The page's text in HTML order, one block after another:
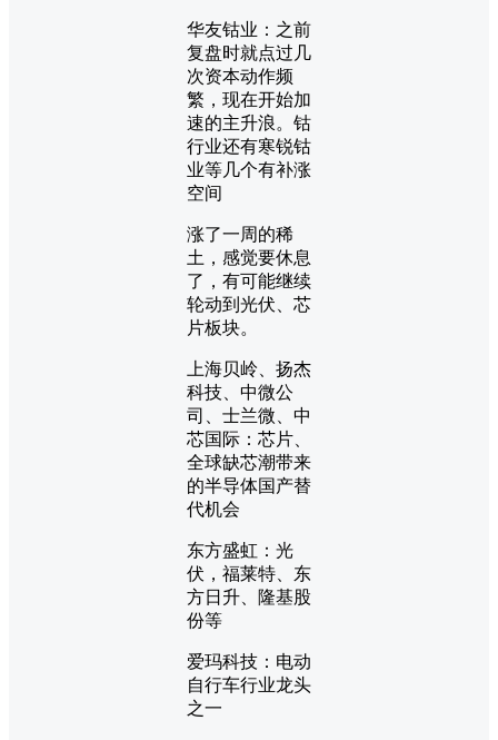
华友钴业：之前
复盘时就点过几
次资本动作频
繁，现在开始加
速的主升浪。钴
行业还有寒锐钴
业等几个有补涨
空间
涨了一周的稀
土，感觉要休息
了，有可能继续
轮动到光伏、芯
片板块。
上海贝岭、扬杰
科技、中微公
司、士兰微、中
芯国际：芯片、
全球缺芯潮带来
的半导体国产替
代机会
东方盛虹：光
伏，福莱特、东
方日升、隆基股
份等
爱玛科技：电动
自行车行业龙头
之一